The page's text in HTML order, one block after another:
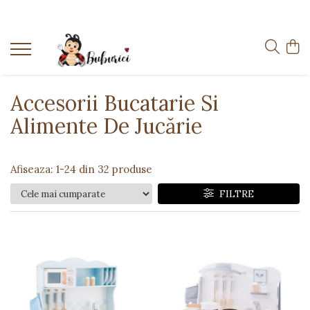
Categorii
Interactive
Construcții
Interior
Bucătărie
Bebeluși
Diverse
Accesorii Bucatarie Si
Alimente De Jucărie
Afiseaza: 1-24 din 32 produse
FILTRE